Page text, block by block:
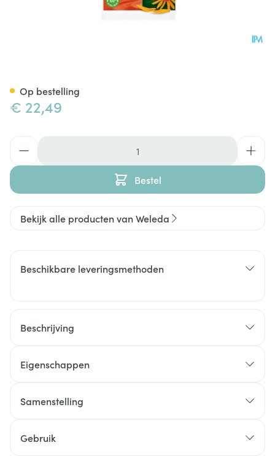
€ 22,49
Bestel
Op bestelling
Bekijk alle producten van Weleda
Beschikbare leveringsmethoden
Beschrijving
Eigenschappen
Samenstelling
Gebruik